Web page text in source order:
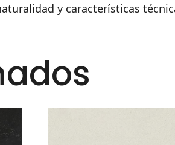
y características